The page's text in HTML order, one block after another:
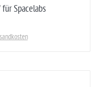
Spacelabs